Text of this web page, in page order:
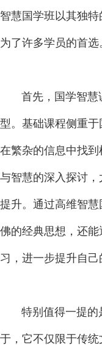
智慧国学班以其独
为了许多学员的首选
首先，国学智
型。基础课程侧重
在繁杂的信息中找
与智慧的深入探讨
提升。通过高维智慧
佛的经典思想，还
习，进一步提升自己
特别值得一提
于，它不仅限于传